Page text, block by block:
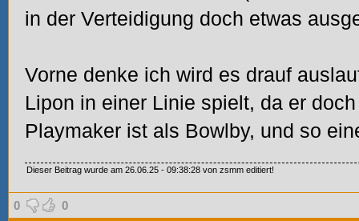
in der Verteidigung doch etwas
Vorne denke ich wird es drauf
Lipon in einer Linie spielt, da er
Playmaker ist als Bowlby, und so
Dieser Beitrag wurde am 26.06.25 - 09:38:28 von zsmm editiert!
0 0